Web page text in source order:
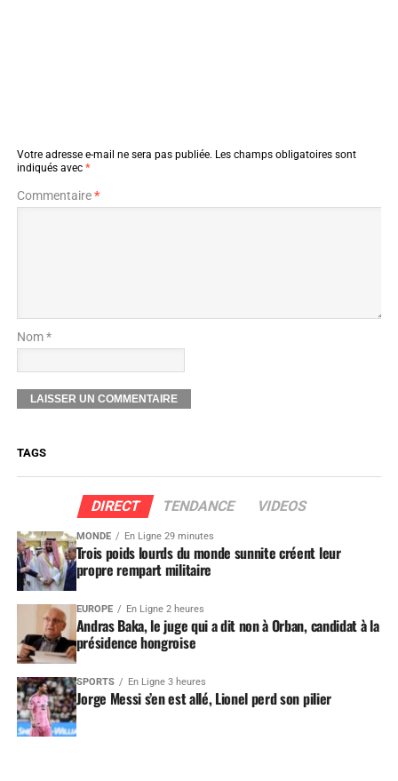
Votre adresse e-mail ne sera pas publiée. Les champs obligatoires sont
indiqués avec *
Commentaire*
Nom *
TAGS
DIRECT TENDANCE VIDEOS
MONDE En Ligne 29 minutes
Trois poids lourds du monde sunnite créent leur
propre rempart militaire
EUROPE En Ligne 2 heures
Andras Baka, le juge qui a dit non à Orban, candidat à la
présidence hongroise
SPORTS En Ligne 3 heures
Jorge Messi s’en est allé, Lionel perd son pilier